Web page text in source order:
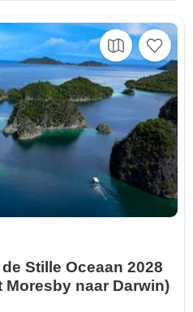
Stille Oceaan 2028
Moresby naar Darwin)